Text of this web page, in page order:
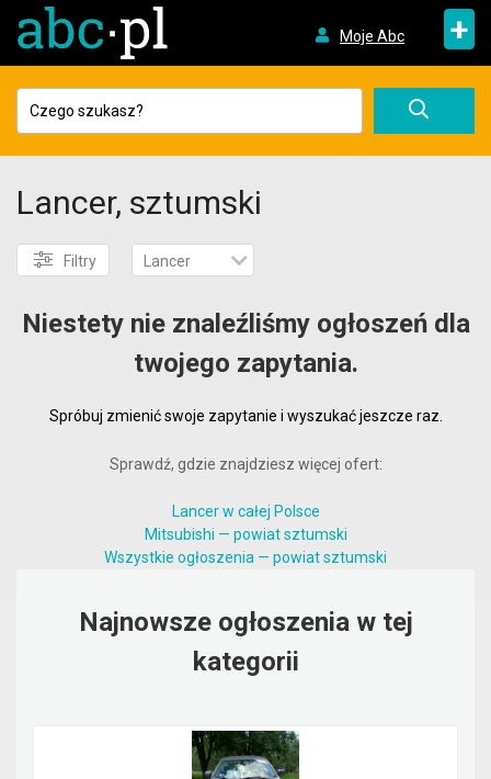
Moje Abc +
Lancer, sztumski
Filtry Lancer
Niestety nie znaleźliśmy ogłoszeń dla
twojego zapytania.
Spróbuj zmienić swoje zapytanie i wyszukać jeszcze raz.
Sprawdź, gdzie znajdziesz więcej ofert:
Lancer w całej Polsce
Mitsubishi — powiat sztumski
Wszystkie ogłoszenia — powiat sztumski
Najnowsze ogłoszenia w tej
kategorii